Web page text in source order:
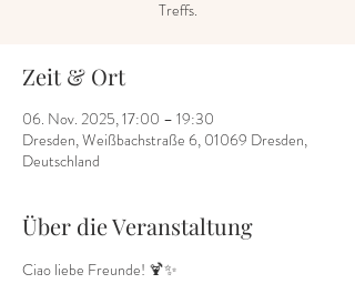
Zeit & Ort
06. Nov. 2025, 17:00 – 19:30
Dresden, Weißbachstraße 6, 01069 Dresden,
Deutschland
Über die Veranstaltung
Ciao liebe Freunde! 🍹✨